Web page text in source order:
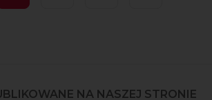
NA NASZEJ STRONIE